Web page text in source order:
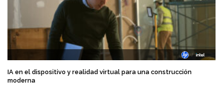
IA en el dispositivo y realidad virtual para una construcción
moderna